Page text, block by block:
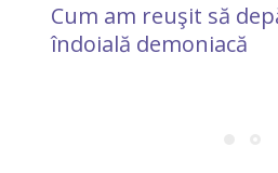
Cum am reuşit să
îndoială demoniacă